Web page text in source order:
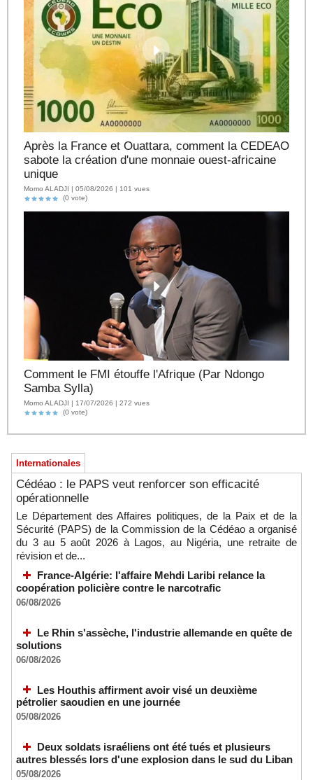
Après la France et Ouattara, comment la CEDEAO
sabote la création d'une monnaie ouest-africaine
unique
Momo ALADJI | 05/08/2026 | 101 vues
(0 vote)
Comment le FMI étouffe l'Afrique (Par Ndongo
Samba Sylla)
Momo ALADJI | 17/07/2026 | 272 vues
(0 vote)
Internationales
Cédéao : le PAPS veut renforcer son efficacité
opérationnelle
Le Département des Affaires politiques, de la Paix et de la
Sécurité (PAPS) de la Commission de la Cédéao a organisé
du 3 au 5 août 2026 à Lagos, au Nigéria, une retraite de
révision et de...
France-Algérie: l'affaire Mehdi Laribi relance la
coopération policière contre le narcotrafic
06/08/2026
Le Rhin s'assèche, l'industrie allemande en quête de
solutions
06/08/2026
Les Houthis affirment avoir visé un deuxième
pétrolier saoudien en une journée
05/08/2026
Deux soldats israéliens ont été tués et plusieurs
autres blessés lors d'une explosion dans le sud du Liban
05/08/2026